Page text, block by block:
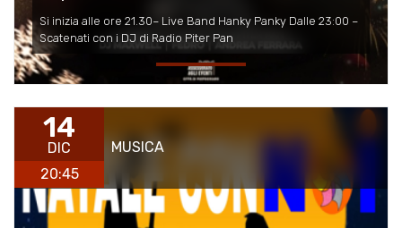
Si inizia alle ore 21.30– Live Band Hanky Panky Dalle 23:00 –
Scatenati con i DJ di Radio Piter Pan
14
DIC
20:45
MUSICA